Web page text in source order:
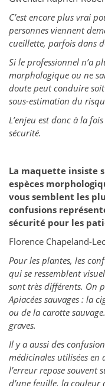
C’est encore plus vrai
personnes viennent
cueillette, parfois dans
Si le professionnel n’a
morphologique ou ne
doute peut conduire
sous-estimation du
L’enjeu est donc à la
sécurité.
La maquette insiste
espèces
vous semblent les
confusions
sécurité pour les
Florence Chapeland-
Pour les plantes, les
qui se ressemblent
sont très différents. On
Apiacées sauvages : la
ou de la carotte
graves.
Il y a aussi des
médicinales utilisées en
l’erreur repose
d’une feuille, la couleur